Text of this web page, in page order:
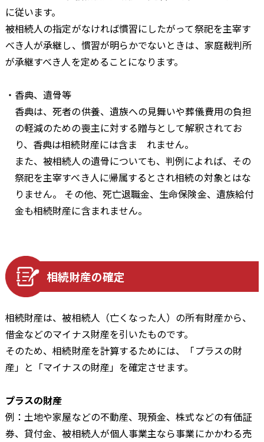
に従います。
被相続人の指定がなければ慣習にしたがって祭祀を主宰す
べき人が承継し、慣習が明らかでないときは、家庭裁判所
が承継すべき人を定めることになります。
・香典、遺骨等
香典は、死者の供養、遺族への見舞いや葬儀費用の負担
の軽減のための喪主に対する贈与として解釈されてお
り、香典は相続財産には含ま れません。
また、被相続人の遺骨についても、判例によれば、その
祭祀を主宰すべき人に帰属するとされ相続の対象とはな
りません。 その他、死亡退職金、生命保険金、遺族給付
金も相続財産に含まれません。
相続財産の確定
相続財産は、被相続人（亡くなった人）の所有財産から、
借金などのマイナス財産を引いたものです。
そのため、相続財産を計算するためには、「プラスの財
産」と「マイナスの財産」を確定させます。
プラスの財産
例：土地や家屋などの不動産、現預金、株式などの有価証
券、貸付金、被相続人が個人事業主なら事業にかかわる売